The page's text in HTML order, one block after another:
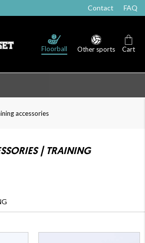
Contact FAQ
Floorball Other sports Cart
accessories
| TRAINING